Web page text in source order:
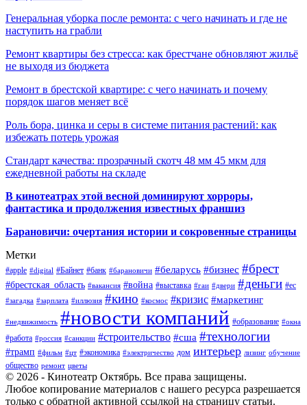
Генеральная уборка после ремонта: с чего начинать и где не
наступить на грабли
Ремонт квартиры без стресса: как брестчане обновляют жильё
не выходя из бюджета
Ремонт в брестской квартире: с чего начинать и почему
порядок шагов меняет всё
Роль бора, цинка и серы в системе питания растений: как
избежать потерь урожая
Стандарт качества: прозрачный скотч 48 мм 45 мкм для
ежедневной работы на складе
В кинотеатрах этой весной доминируют хорроры,
фантастика и продолжения известных франшиз
Барановичи: очертания истории и сокровенные страницы
Метки
#apple #digital #Байнет #банк #барановичи #беларусь #бизнес #брест
#брестская_область #вакансия #война #выставка #гаи #двери #деньги #ес
#загадка #зарплата #иллюзия #кино #космос #кризис #маркетинг
#недвижимость #новости компаний #образование #окна
#работа #россия #санкции #строительство #сша #технологии
#трамп #фильм #цт #экономика #электричество дом интерьер лизинг обучение
общество ремонт цветы
© 2026 - Кинотеатр Октябрь. Все права защищены.
Любое копирование материалов с нашего ресурса разрешается
только с обратной активной ссылкой на страницу статьи.